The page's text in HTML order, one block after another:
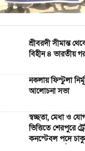
শ্রীবরদী সীমান্ত
বিহীন ৪ ভারতীয়
নকলায় ফিস্টুলা
আলোচনা সভা
স্বচ্ছতা, মেধা ও
ভিত্তিতে শেরপুরে
কনস্টেবল পদে